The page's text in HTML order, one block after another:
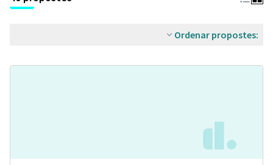
Ordenar propostes: